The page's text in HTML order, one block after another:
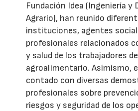
Fundación Idea (Ingeniería y
Agrario), han reunido
instituciones, agentes
profesionales relacionados
y salud de los trabajadores
agroalimentario. Asímismo,
contado con diversas
profesionales sobre
riesgos y seguridad de los